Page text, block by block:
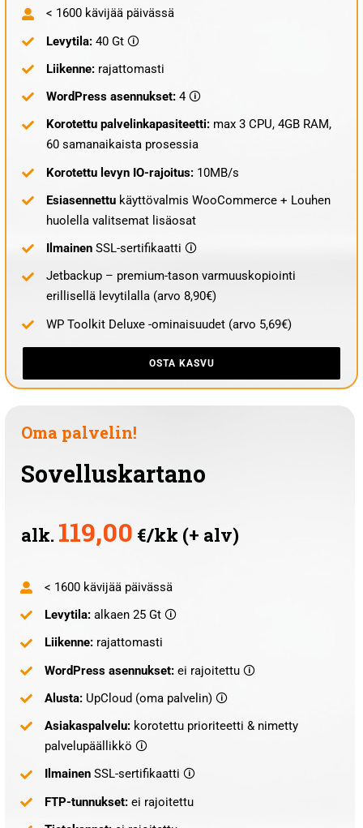
< 1600 kävijää päivässä
Levytila: 40 Gt 🛈
Liikenne: rajattomasti
WordPress asennukset:4 🛈
Korotettu palvelinkapasiteetti: max 3 CPU, 4GB RAM,
60 samanaikaista prosessia
Korotettu levyn IO-rajoitus: 10MB/s
Esiasennettu käyttövalmis WooCommerce + Louhen
huolella valitsemat lisäosat
IlmainenSSL-sertifikaatti 🛈
Jetbackup – premium-tason varmuuskopiointi
erillisellä levytilalla (arvo 8,90€)
WP Toolkit Deluxe -ominaisuudet (arvo 5,69€)
OSTA KASVU
Oma palvelin!
Sovelluskartano
alk. 119,00 €/kk (+ alv)
< 1600 kävijää päivässä
Levytila: alkaen 25 Gt 🛈
Liikenne: rajattomasti
WordPress asennukset:ei rajoitettu 🛈
Alusta: UpCloud (oma palvelin) 🛈
Asiakaspalvelu: korotettu prioriteetti & nimetty
palvelupäällikkö 🛈
IlmainenSSL-sertifikaatti 🛈
FTP-tunnukset: ei rajoitettu